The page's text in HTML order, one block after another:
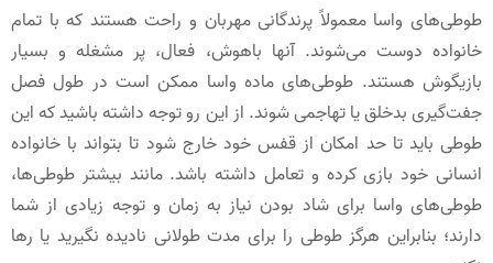
طوطی‌های واسا معمولاً پرندگانی مهربان و راحت هستند که با تمام
خانواده‌ دوست می‌شوند. آنها باهوش، فعال، پر مشغله و بسیار
بازیگوش هستند. طوطی‌های ماده واسا ممکن است در طول فصل
جفت‌گیری بدخلق یا تهاجمی شوند. از این رو توجه داشته باشید که این
طوطی باید تا حد امکان از قفس خود خارج شود تا بتواند با خانواده
انسانی خود بازی کرده و تعامل داشته باشد. مانند بیشتر طوطی‌ها،
طوطی‌های واسا برای شاد بودن نیاز به زمان و توجه زیادی از شما
دارند؛ بنابراین هرگز طوطی را برای مدت طولانی نادیده نگیرید یا رها